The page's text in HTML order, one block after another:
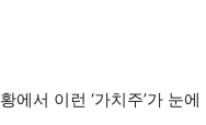
서 이런 ‘가치주’가 눈